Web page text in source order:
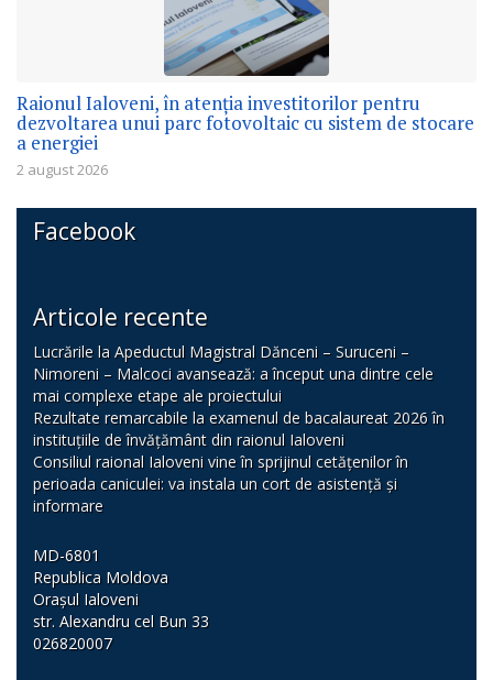
Raionul Ialoveni, în atenția investitorilor pentru
dezvoltarea unui parc fotovoltaic cu sistem de stocare
a energiei
2 august 2026
Facebook
Articole recente
Lucrările la Apeductul Magistral Dănceni – Suruceni –
Nimoreni – Malcoci avansează: a început una dintre cele
mai complexe etape ale proiectului
Rezultate remarcabile la examenul de bacalaureat 2026 în
instituțiile de învățământ din raionul Ialoveni
Consiliul raional Ialoveni vine în sprijinul cetățenilor în
perioada caniculei: va instala un cort de asistență și
informare
MD-6801
Republica Moldova
Orașul Ialoveni
str. Alexandru cel Bun 33
026820007